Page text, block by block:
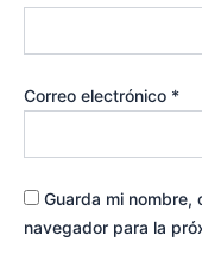
Correo electrónico *
Guarda mi
navegador para la